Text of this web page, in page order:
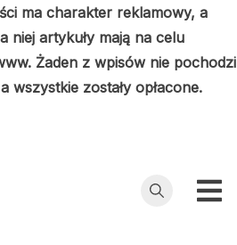
ma charakter reklamowy, a
niej artykuły mają na celu
Żaden z wpisów nie pochodzi
wszystkie zostały opłacone.